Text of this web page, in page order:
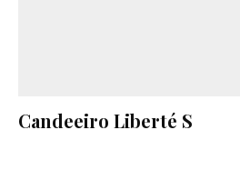
Candeeiro Liberté S